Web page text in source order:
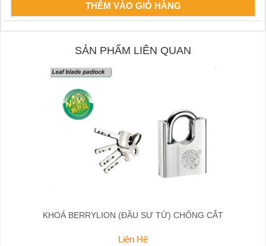
THÊM VÀO GIỎ HÀNG
SẢN PHẨM LIÊN QUAN
KHOÁ BERRYLION (ĐẦU SƯ TỬ) CHỐNG CẮT
Liên Hệ